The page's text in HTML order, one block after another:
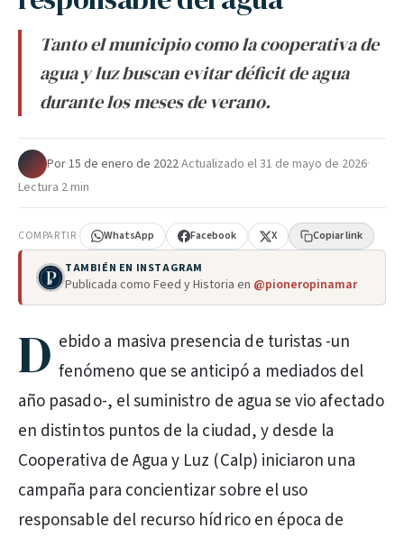
Tanto el municipio como la cooperativa de
agua y luz buscan evitar déficit de agua
durante los meses de verano.
Por·15 de enero de 2022·Actualizado el31 de mayo de 2026·
Lectura 2 min
COMPARTIR WhatsApp Facebook X Copiar link
TAMBIÉN EN INSTAGRAM
Publicada como Feed y Historia en @pioneropinamar
D ebido a masiva presencia de turistas -un
fenómeno que se anticipó a mediados del
año pasado-, el suministro de agua se vio afectado
en distintos puntos de la ciudad, y desde la
Cooperativa de Agua y Luz (Calp) iniciaron una
campaña para concientizar sobre el uso
responsable del recurso hídrico en época de